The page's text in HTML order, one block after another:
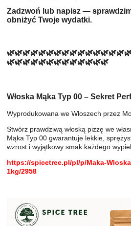
Zadzwoń lub napisz —
obniżyć Twoje wydatki.
🌿🌿🌿🌿🌿🌿🌿🌿🌿🌿🌿🌿🌿
Włoska Mąka Typ 00 – Sekret
Wyprodukowana we Włoszech przez
Stwórz prawdziwą włoską pizzę we
Mąka Typ 00 gwarantuje lekkie,
wzrost i wyjątkowy smak każdego
https://spicetree.pl/pl/p/Maka-
1kg/2958